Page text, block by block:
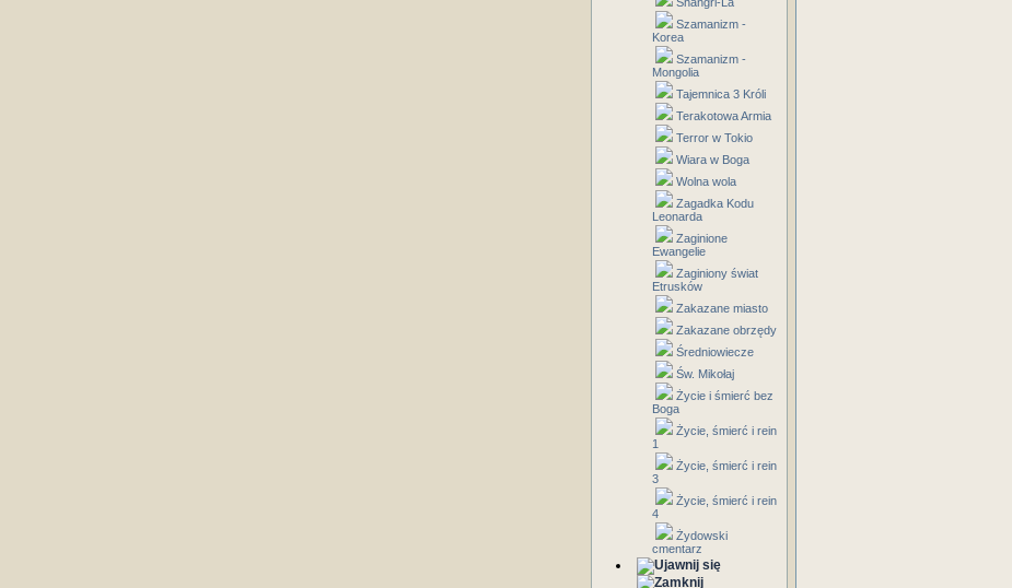
Szamanizm -
Korea
Szamanizm -
Mongolia
Tajemnica 3 Króli
Terakotowa Armia
Terror w Tokio
Wiara w Boga
Wolna wola
Zagadka Kodu
Leonarda
Zaginione
Ewangelie
Zaginiony świat
Etrusków
Zakazane miasto
Zakazane obrzędy
Średniowiecze
Św. Mikołaj
Życie i śmierć bez
Boga
Życie, śmierć i rein
1
Życie, śmierć i rein
3
Życie, śmierć i rein
4
Żydowski
cmentarz